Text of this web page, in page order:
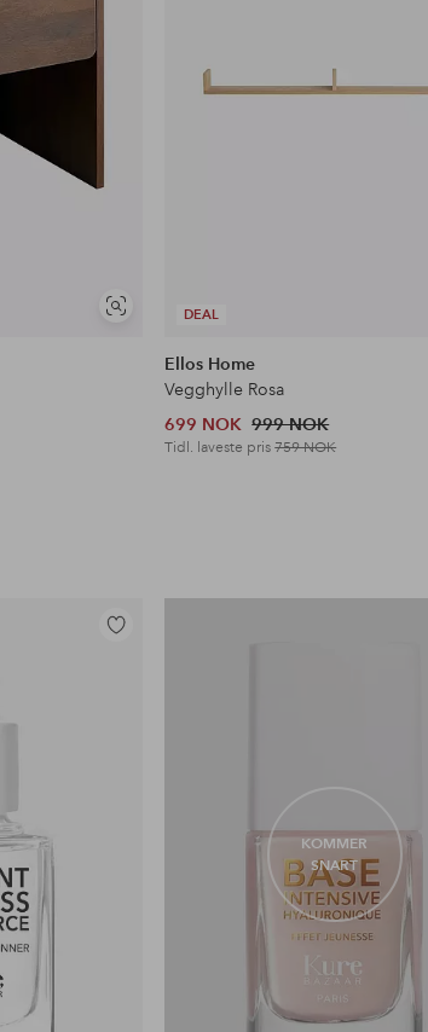
Vis
DEAL
Ellos Home
Vegghylle Rosa
699 NOK 999 NOK
Tidl. laveste pris759 NOK
Legg
KOMMER
SNART